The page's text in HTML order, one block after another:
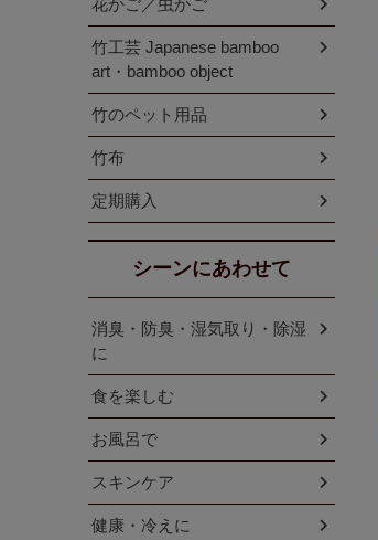
花かご／虫かご
竹工芸 Japanese bamboo
art・bamboo object
竹のペット用品
竹布
定期購入
シーンにあわせて
消臭・防臭・湿気取り・除湿
に
食を楽しむ
お風呂で
スキンケア
健康・冷えに